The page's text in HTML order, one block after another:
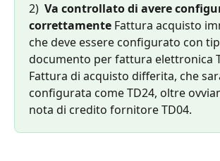
2) Va controllato di avere
correttamente Fattura acquisto
che deve essere configurato con
documento per fattura elettronica
Fattura di acquisto differita, che
configurata come TD24, oltre
nota di credito fornitore TD04.